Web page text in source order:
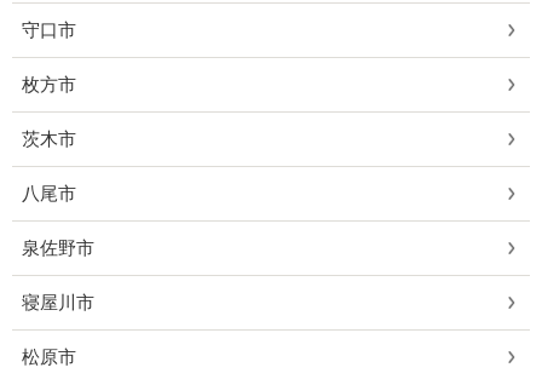
守口市
枚方市
茨木市
八尾市
泉佐野市
寝屋川市
松原市